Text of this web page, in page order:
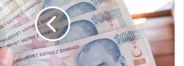
تنخفض
لتتعدى
حاجز
الـ